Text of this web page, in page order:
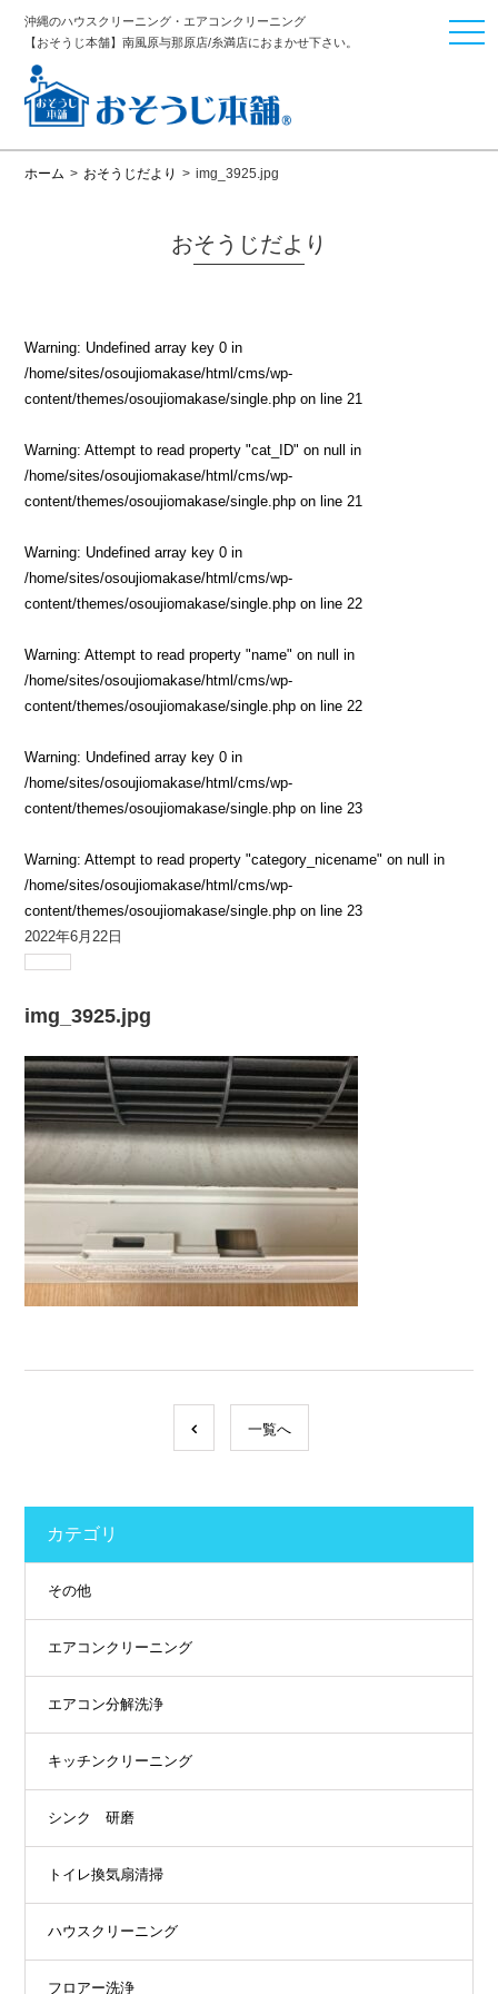
沖縄のハウスクリーニング・エアコンクリーニング
【おそうじ本舗】南風原与那原店/糸満店におまかせ下さい。
ホーム > おそうじだより > img_3925.jpg
おそうじだより
Warning: Undefined array key 0 in
/home/sites/osoujiomakase/html/cms/wp-
content/themes/osoujiomakase/single.php on line 21
Warning: Attempt to read property "cat_ID" on null in
/home/sites/osoujiomakase/html/cms/wp-
content/themes/osoujiomakase/single.php on line 21
Warning: Undefined array key 0 in
/home/sites/osoujiomakase/html/cms/wp-
content/themes/osoujiomakase/single.php on line 22
Warning: Attempt to read property "name" on null in
/home/sites/osoujiomakase/html/cms/wp-
content/themes/osoujiomakase/single.php on line 22
Warning: Undefined array key 0 in
/home/sites/osoujiomakase/html/cms/wp-
content/themes/osoujiomakase/single.php on line 23
Warning: Attempt to read property "category_nicename" on null in
/home/sites/osoujiomakase/html/cms/wp-
content/themes/osoujiomakase/single.php on line 23
2022年6月22日
img_3925.jpg
一覧へ
カテゴリ
その他
エアコンクリーニング
エアコン分解洗浄
キッチンクリーニング
シンク 研磨
トイレ換気扇清掃
ハウスクリーニング
フロアー洗浄